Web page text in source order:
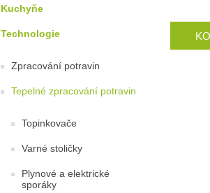
Kuchyňe
Technologie
Zpracování potravin
Tepelné zpracování potravin
Topinkovače
Varné stoličky
Plynové a elektrické
sporáky